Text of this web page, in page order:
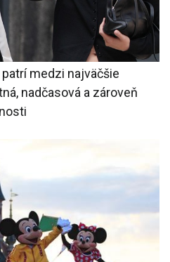
medzi najväčšie
nadčasová a zároveň